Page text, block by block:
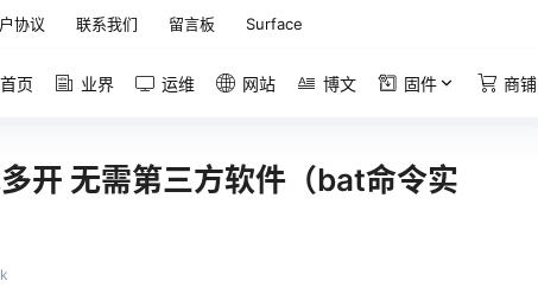
协议 联系我们 留言板 Surface
首页 业界 运维 网站 博文 固件 商铺
开 无需第三方软件（bat命令实